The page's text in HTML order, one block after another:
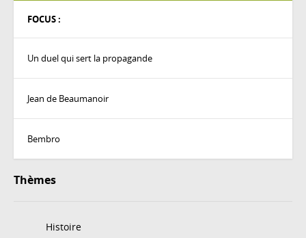
FOCUS :
Un duel qui sert la propagande
Jean de Beaumanoir
Bembro
Thèmes
Histoire